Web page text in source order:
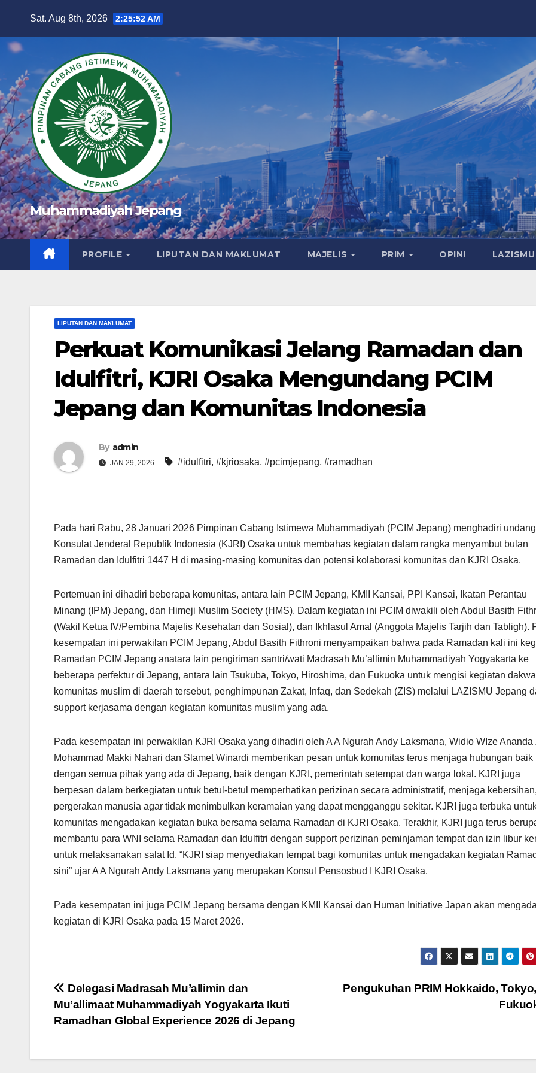
content
Sat. Aug 8th, 2026 2:25:53 AM
Muhammadiyah Jepang
PROFILE LIPUTAN DAN MAKLUMAT MAJELIS PRIM OPINI LAZISMU
LIPUTAN DAN MAKLUMAT
Perkuat Komunikasi Jelang Ramadan dan
Idulfitri, KJRI Osaka Mengundang PCIM
Jepang dan Komunitas Indonesia
By admin
JAN 29, 2026 #idulfitri, #kjriosaka, #pcimjepang, #ramadhan
Pada hari Rabu, 28 Januari 2026 Pimpinan Cabang Istimewa Muhammadiyah (PCIM Jepang) menghadiri
Konsulat Jenderal Republik Indonesia (KJRI) Osaka untuk membahas kegiatan dalam rangka menyambut bulan
Ramadan dan Idulfitri 1447 H di masing-masing komunitas dan potensi kolaborasi komunitas dan KJRI Osaka.
Pertemuan ini dihadiri beberapa komunitas, antara lain PCIM Jepang, KMII Kansai, PPI Kansai, Ikatan Perantau
Minang (IPM) Jepang, dan Himeji Muslim Society (HMS). Dalam kegiatan ini PCIM diwakili oleh Abdul Basith
(Wakil Ketua IV/Pembina Majelis Kesehatan dan Sosial), dan Ikhlasul Amal (Anggota Majelis Tarjih dan Tabligh).
kesempatan ini perwakilan PCIM Jepang, Abdul Basith Fithroni menyampaikan bahwa pada Ramadan kali ini
Ramadan PCIM Jepang anatara lain pengiriman santri/wati Madrasah Mu’allimin Muhammadiyah Yogyakarta ke
beberapa perfektur di Jepang, antara lain Tsukuba, Tokyo, Hiroshima, dan Fukuoka untuk mengisi kegiatan
komunitas muslim di daerah tersebut, penghimpunan Zakat, Infaq, dan Sedekah (ZIS) melalui LAZISMU Jepang
support kerjasama dengan kegiatan komunitas muslim yang ada.
Pada kesempatan ini perwakilan KJRI Osaka yang dihadiri oleh A A Ngurah Andy Laksmana, Widio WIze Ananda
Mohammad Makki Nahari dan Slamet Winardi memberikan pesan untuk komunitas terus menjaga hubungan baik
dengan semua pihak yang ada di Jepang, baik dengan KJRI, pemerintah setempat dan warga lokal. KJRI juga
berpesan dalam berkegiatan untuk betul-betul memperhatikan perizinan secara administratif, menjaga
pergerakan manusia agar tidak menimbulkan keramaian yang dapat mengganggu sekitar. KJRI juga terbuka
komunitas mengadakan kegiatan buka bersama selama Ramadan di KJRI Osaka. Terakhir, KJRI juga terus
membantu para WNI selama Ramadan dan Idulfitri dengan support perizinan peminjaman tempat dan izin libur
untuk melaksanakan salat Id. “KJRI siap menyediakan tempat bagi komunitas untuk mengadakan kegiatan
sini” ujar A A Ngurah Andy Laksmana yang merupakan Konsul Pensosbud I KJRI Osaka.
Pada kesempatan ini juga PCIM Jepang bersama dengan KMII Kansai dan Human Initiative Japan akan
kegiatan di KJRI Osaka pada 15 Maret 2026.
Post
navigation
Pengukuhan PRIM Hokkaido,
Delegasi Madrasah Mu’allimin dan
Mu’allimaat Muhammadiyah Yogyakarta Ikuti
Ramadhan Global Experience 2026 di Jepang